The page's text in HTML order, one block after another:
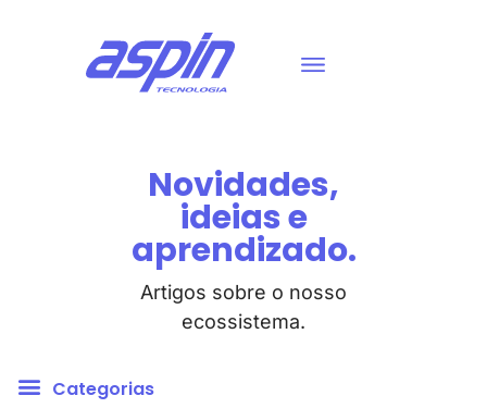
Novidades,
ideias e
aprendizado.
Artigos sobre o nosso
ecossistema.
Categorias